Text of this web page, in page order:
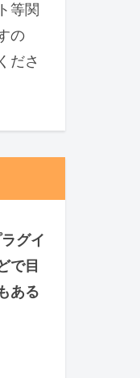
等関
の
ださ
グイ
で目
ある